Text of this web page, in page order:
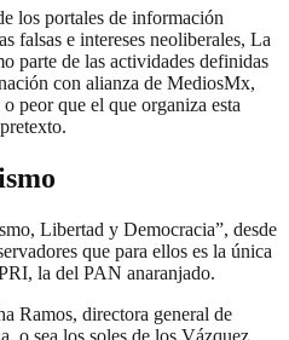
los portales de información
falsas e intereses neoliberales, La
parte de las actividades definidas
con alianza de MediosMx,
peor que el que organiza esta
Libertad y Democracia”, desde
que para ellos es la única
la del PAN anaranjado.
Ramos, directora general de
o sea los soles de los Vázquez